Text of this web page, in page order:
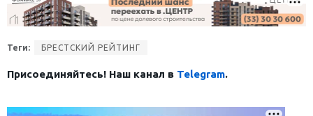
Теги: БРЕСТСКИЙ РЕЙТИНГ
Присоединяйтесь! Наш канал в Telegram.